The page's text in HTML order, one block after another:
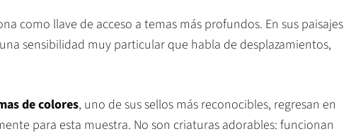
como llave de acceso a temas más profundos. En sus paisajes
sensibilidad muy particular que habla de desplazamientos,
de colores, uno de sus sellos más reconocibles, regresan en
para esta muestra. No son criaturas adorables: funcionan